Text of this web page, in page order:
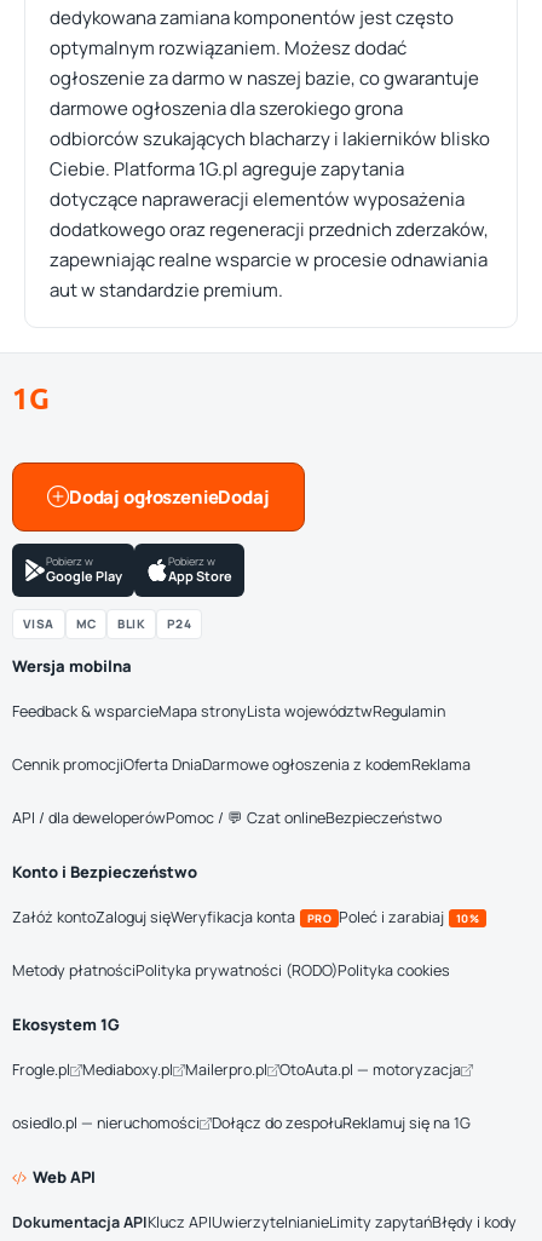
dedykowana zamiana komponentów jest często
optymalnym rozwiązaniem. Możesz dodać
ogłoszenie za darmo w naszej bazie, co gwarantuje
darmowe ogłoszenia dla szerokiego grona
odbiorców szukających blacharzy i lakierników blisko
Ciebie. Platforma 1G.pl agreguje zapytania
dotyczące napraweracji elementów wyposażenia
dodatkowego oraz regeneracji przednich zderzaków,
zapewniając realne wsparcie w procesie odnawiania
aut w standardzie premium.
1G
Dodaj ogłoszenie
Pobierz w
Google Play
Pobierz w
App Store
VISA MC BLIK P24
Wersja mobilna
Feedback & wsparcieMapa stronyLista województwRegulamin
Cennik promocjiOferta DniaDarmowe ogłoszenia z kodemReklama
API / dla deweloperówPomoc / 💬 Czat onlineBezpieczeństwo
Konto i Bezpieczeństwo
Załóż kontoZaloguj sięWeryfikacja konta PRO Poleć i zarabiaj 10%
Metody płatnościPolityka prywatności (RODO)Polityka cookies
Ekosystem 1G
Frogle.pl Mediaboxy.pl Mailerpro.pl OtoAuta.pl — motoryzacja
osiedlo.pl — nieruchomości Dołącz do zespołuReklamuj się na 1G
Web API
Dokumentacja APIKlucz APIUwierzytelnianieLimity zapytańBłędy i kody